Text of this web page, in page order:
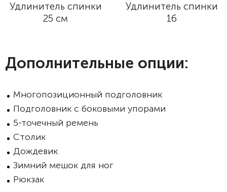
Удлинитель спинки
25 см
Удлинитель спинки
16
Дополнительные опции:
Многопозиционный подголовник
Подголовник с боковыми упорами
5-точечный ремень
Столик
Дождевик
Зимний мешок для ног
Рюкзак